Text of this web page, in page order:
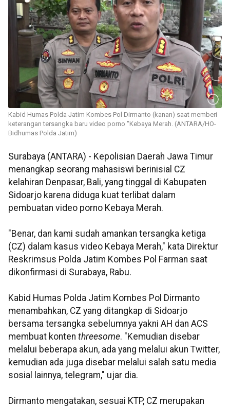
Kabid Humas Polda Jatim Kombes Pol Dirmanto (kanan) saat memberi
keterangan tersangka baru video porno "Kebaya Merah. (ANTARA/HO-
Bidhumas Polda Jatim)
Surabaya (ANTARA) - Kepolisian Daerah Jawa Timur
menangkap seorang mahasiswi berinisial CZ
kelahiran Denpasar, Bali, yang tinggal di Kabupaten
Sidoarjo karena diduga kuat terlibat dalam
pembuatan video porno Kebaya Merah.
"Benar, dan kami sudah amankan tersangka ketiga
(CZ) dalam kasus video Kebaya Merah," kata Direktur
Reskrimsus Polda Jatim Kombes Pol Farman saat
dikonfirmasi di Surabaya, Rabu.
Kabid Humas Polda Jatim Kombes Pol Dirmanto
menambahkan, CZ yang ditangkap di Sidoarjo
bersama tersangka sebelumnya yakni AH dan ACS
membuat konten threesome. "Kemudian disebar
melalui beberapa akun, ada yang melalui akun Twitter,
kemudian ada juga disebar melalui salah satu media
sosial lainnya, telegram," ujar dia.
Dirmanto mengatakan, sesuai KTP, CZ merupakan